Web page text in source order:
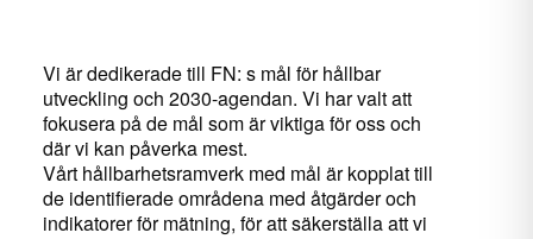
Vi är dedikerade till FN: s mål för hållbar
utveckling och 2030-agendan. Vi har valt att
fokusera på de mål som är viktiga för oss och
där vi kan påverka mest.
Vårt hållbarhetsramverk med mål är kopplat till
de identifierade områdena med åtgärder och
indikatorer för mätning, för att säkerställa att vi